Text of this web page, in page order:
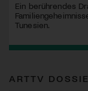
Ein berührendes
Tunesien.
ARTTV